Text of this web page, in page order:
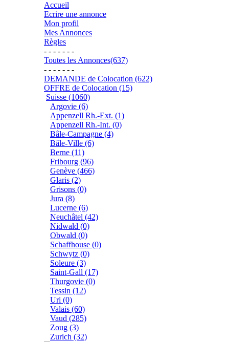
Accueil
Ecrire une annonce
Mon profil
Mes Annonces
Règles
- - - - - - -
Toutes les Annonces(637)
- - - - - - -
DEMANDE de Colocation (622)
OFFRE de Colocation (15)
Suisse (1060)
Argovie (6)
Appenzell Rh.-Ext. (1)
Appenzell Rh.-Int. (0)
Bâle-Campagne (4)
Bâle-Ville (6)
Berne (11)
Fribourg (96)
Genève (466)
Glaris (2)
Grisons (0)
Jura (8)
Lucerne (6)
Neuchâtel (42)
Nidwald (0)
Obwald (0)
Schaffhouse (0)
Schwytz (0)
Soleure (3)
Saint-Gall (17)
Thurgovie (0)
Tessin (12)
Uri (0)
Valais (60)
Vaud (285)
Zoug (3)
Zurich (32)